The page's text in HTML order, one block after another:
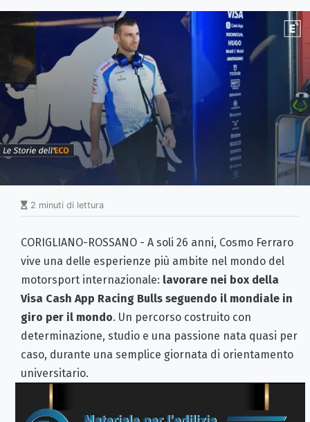
2 minuti di lettura
CORIGLIANO-ROSSANO - A soli 26 anni, Cosmo Ferraro
vive una delle esperienze più ambite nel mondo del
motorsport internazionale: lavorare nei box della
Visa Cash App Racing Bulls seguendo il mondiale in
giro per il mondo. Un percorso costruito con
determinazione, studio e una passione nata quasi per
caso, durante una semplice giornata di orientamento
universitario.